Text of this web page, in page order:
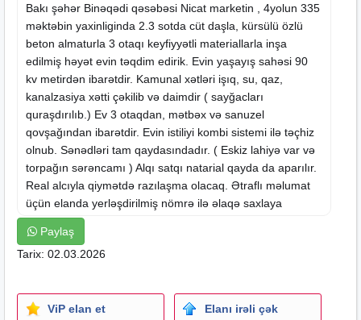
Bakı şəhər Binəqədi qəsəbəsi Nicat marketin , 4yolun 335
məktəbin yaxinliginda 2.3 sotda cüt daşla, kürsülü özlü
beton almaturla 3 otaqı keyfiyyətli materiallarla inşa
edilmiş həyət evin təqdim edirik. Evin yaşayış sahəsi 90
kv metirdən ibarətdir. Kamunal xətləri işıq, su, qaz,
kanalzasiya xətti çəkilib və daimdir ( sayğacları
quraşdırılıb.) Ev 3 otaqdan, mətbəx və sanuzel
qovşağından ibarətdir. Evin istiliyi kombi sistemi ilə təçhiz
olnub. Sənədləri tam qaydasındadır. ( Eskiz lahiyə var və
torpağın sərəncamı ) Alqı satqı natarial qayda da aparılır.
Real alcıyla qiymətdə razılaşma olacaq. Ətraflı məlumat
üçün elanda yerləşdirilmiş nömrə ilə əlaqə saxlaya
bilərsiniz
Paylaş
Tarix: 02.03.2026
ViP elan et Elanı irəli çək